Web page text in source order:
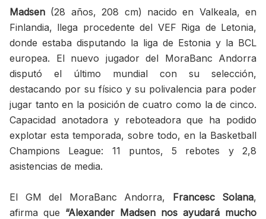
Madsen (28 años, 208 cm) nacido en Valkeala, en
Finlandia, llega procedente del VEF Riga de Letonia,
donde estaba disputando la liga de Estonia y la BCL
europea. El nuevo jugador del MoraBanc Andorra
disputó el último mundial con su selección,
destacando por su físico y su polivalencia para poder
jugar tanto en la posición de cuatro como la de cinco.
Capacidad anotadora y reboteadora que ha podido
explotar esta temporada, sobre todo, en la Basketball
Champions League: 11 puntos, 5 rebotes y 2,8
asistencias de media.
El GM del MoraBanc Andorra, Francesc Solana,
afirma que “Alexander Madsen nos ayudará mucho